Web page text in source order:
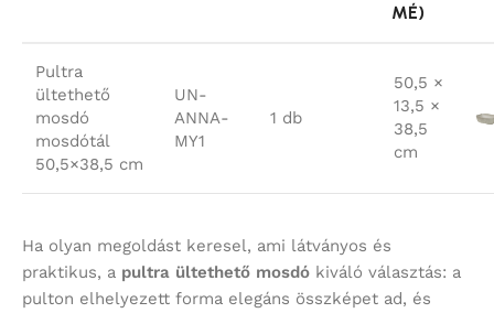
MÉ)
Pultra
ültethető
mosdó
mosdótál
50,5×38,5 cm
UN-
ANNA-
MY1
1 db
50,5 ×
13,5 ×
38,5
cm
Ha olyan megoldást keresel, ami látványos és
praktikus, a pultra ültethető mosdó kiváló választás: a
pulton elhelyezett forma elegáns összképet ad, és